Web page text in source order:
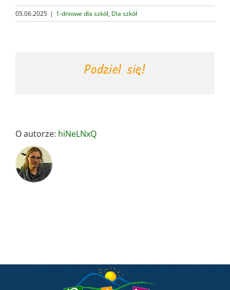
05.06.2025 | 1-dniowe dla szkół, Dla szkół
Podziel się!
O autorze: hiNeLNxQ